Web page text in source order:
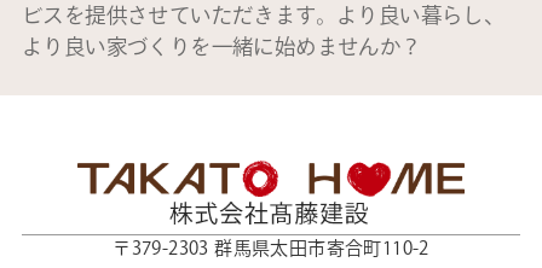
ビスを提供させていただきます。より良い暮らし、
より良い家づくりを一緒に始めませんか？
〒379-2303 群馬県太田市寄合町110-2